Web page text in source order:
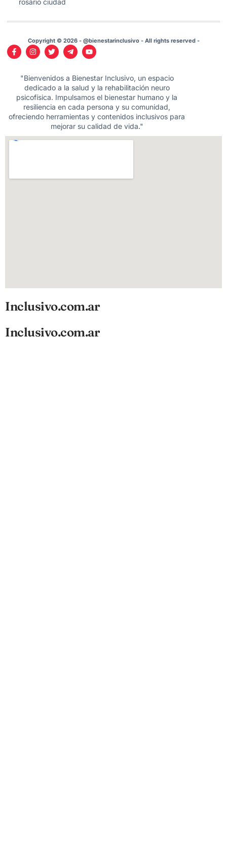
rosario ciudad
Copyright © 2026 - @bienestarinclusivo - All rights reserved -
"Bienvenidos a Bienestar Inclusivo, un espacio
dedicado a la salud y la rehabilitación neuro
psicofísica. Impulsamos el bienestar humano y la
resiliencia en cada persona y su comunidad,
ofreciendo herramientas y contenidos inclusivos para
mejorar su calidad de vida."
Inclusivo.com.ar
Inclusivo.com.ar